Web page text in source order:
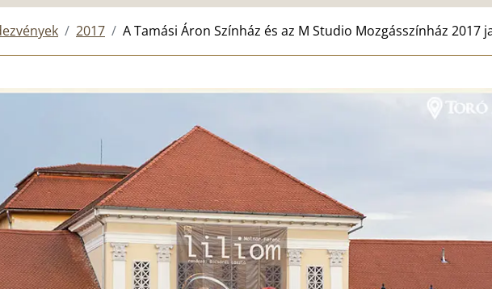
2017 A Tamási Áron Színház és az M Studio Mozgásszínház